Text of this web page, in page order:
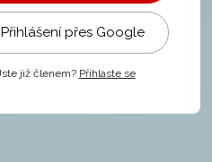
Přihlášení přes Google
Jste již členem? Přihlaste se